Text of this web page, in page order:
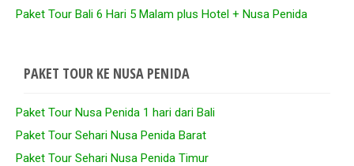
Paket Tour Bali 6 Hari 5 Malam plus Hotel + Nusa Penida
PAKET TOUR KE NUSA PENIDA
Paket Tour Nusa Penida 1 hari dari Bali
Paket Tour Sehari Nusa Penida Barat
Paket Tour Sehari Nusa Penida Timur